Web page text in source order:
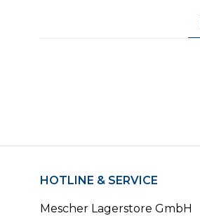
HOTLINE & SERVICE
Mescher Lagerstore GmbH